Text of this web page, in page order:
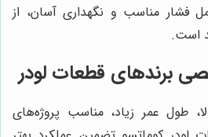
فشار مناسب و نگهداری آسان، از
است.
برندهای قطعات لودر
طول عمر زیاد، مناسب پروژه‌های